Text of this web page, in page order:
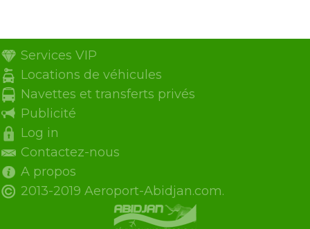
Services VIP
Locations de véhicules
Navettes et transferts privés
Publicité
Log in
Contactez-nous
A propos
2013-2019 Aeroport-Abidjan.com.